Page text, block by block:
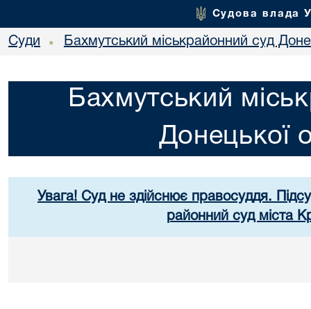
Судова влада
Суди • Бахмутський міськрайонний суд
Бахмутський
Донецької
Увага! Суд не здійснює правосуддя.
районний суд міста